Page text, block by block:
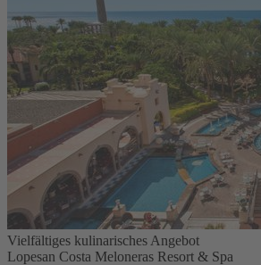
Vielfältiges kulinarisches Angebot
Lopesan Costa Meloneras Resort & Spa